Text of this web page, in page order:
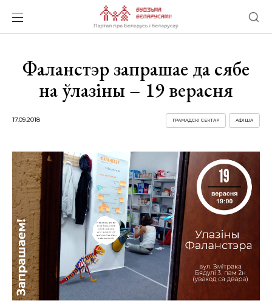
Фаланстэр запрашае да сябе
на ўлазіны – 19 верасня
17.09.2018 АФІША
ГРАМАДСКІ СЕКТАР